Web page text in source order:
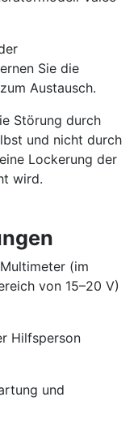
Sie die
Austausch.
Störung durch
und nicht durch
Lockerung der
wird.
(im
von 15–20 V)
Hilfsperson
und